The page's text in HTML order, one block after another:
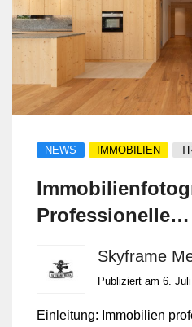
NEWS IMMOBILIEN
Professionelle
Skyframe
Publiziert am 6.
Einleitung: Immobilien